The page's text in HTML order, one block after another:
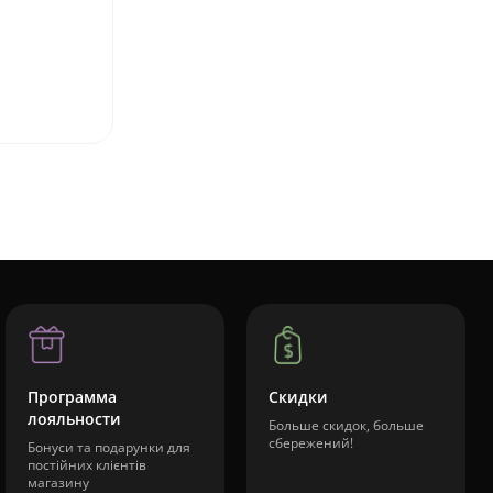
Программа
лояльности
Бонуси та подарунки для
постійних клієнтів
магазину
Скидки
Больше скидок, больше
сбережений!